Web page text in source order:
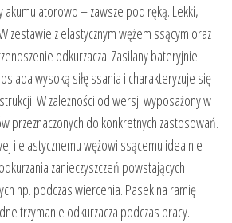
akumulatorowo – zawsze pod ręką. Lekki,
zestawie z elastycznym wężem ssącym oraz
odkurzacza. Zasilany bateryjnie
wysoką siłę ssania i charakteryzuje się
W zależności od wersji wyposażony w
przeznaczonych do konkretnych zastosowań.
i elastycznemu wężowi ssącemu idealnie
zanieczyszczeń powstających
np. podczas wiercenia. Pasek na ramię
trzymanie odkurzacza podczas pracy.